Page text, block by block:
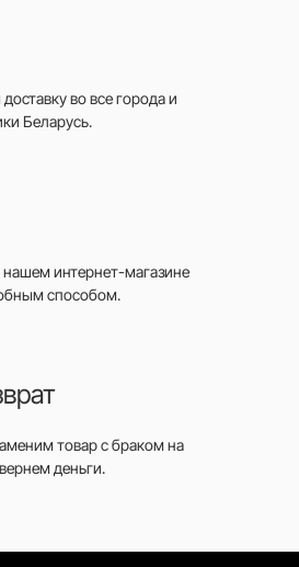
во все городаи
Беларусь.
нашем интернет-магазине
способом.
товар с браком на
деньги.